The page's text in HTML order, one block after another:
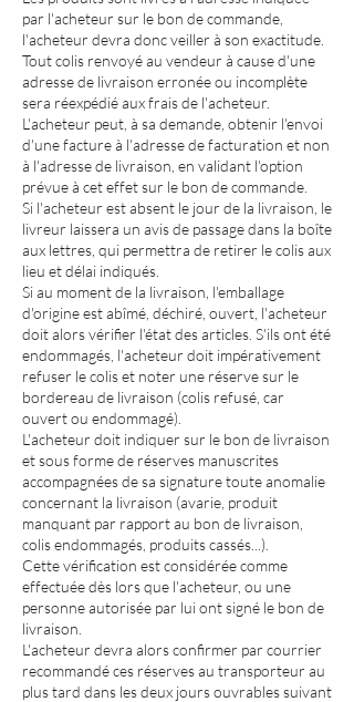
par l'acheteur sur le bon de commande,
l'acheteur devra donc veiller à son exactitude.
Tout colis renvoyé au vendeur à cause d'une
adresse de livraison erronée ou incomplète
sera réexpédié aux frais de l'acheteur.
L'acheteur peut, à sa demande, obtenir l'envoi
d'une facture à l'adresse de facturation et non
à l'adresse de livraison, en validant l'option
prévue à cet effet sur le bon de commande.
Si l'acheteur est absent le jour de la livraison, le
livreur laissera un avis de passage dans la boîte
aux lettres, qui permettra de retirer le colis aux
lieu et délai indiqués.
Si au moment de la livraison, l'emballage
d'origine est abîmé, déchiré, ouvert, l'acheteur
doit alors vérifier l'état des articles. S'ils ont été
endommagés, l'acheteur doit impérativement
refuser le colis et noter une réserve sur le
bordereau de livraison (colis refusé, car
ouvert ou endommagé).
L'acheteur doit indiquer sur le bon de livraison
et sous forme de réserves manuscrites
accompagnées de sa signature toute anomalie
concernant la livraison (avarie, produit
manquant par rapport au bon de livraison,
colis endommagés, produits cassés...).
Cette vérification est considérée comme
effectuée dès lors que l'acheteur, ou une
personne autorisée par lui ont signé le bon de
livraison.
L'acheteur devra alors confirmer par courrier
recommandé ces réserves au transporteur au
plus tard dans les deux jours ouvrables suivant